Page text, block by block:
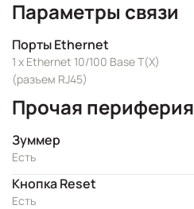
Параметры связи
Порты Ethernet
1 x Ethernet 10/100 Base T(X)
(разъем RJ45)
Прочая периферия
Зуммер
Есть
Кнопка Reset
Есть